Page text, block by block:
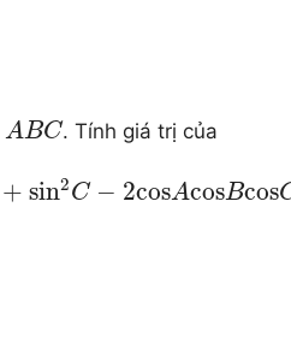
ABC. Tính giá trị của
+ sin2C − 2cosAcosBcos